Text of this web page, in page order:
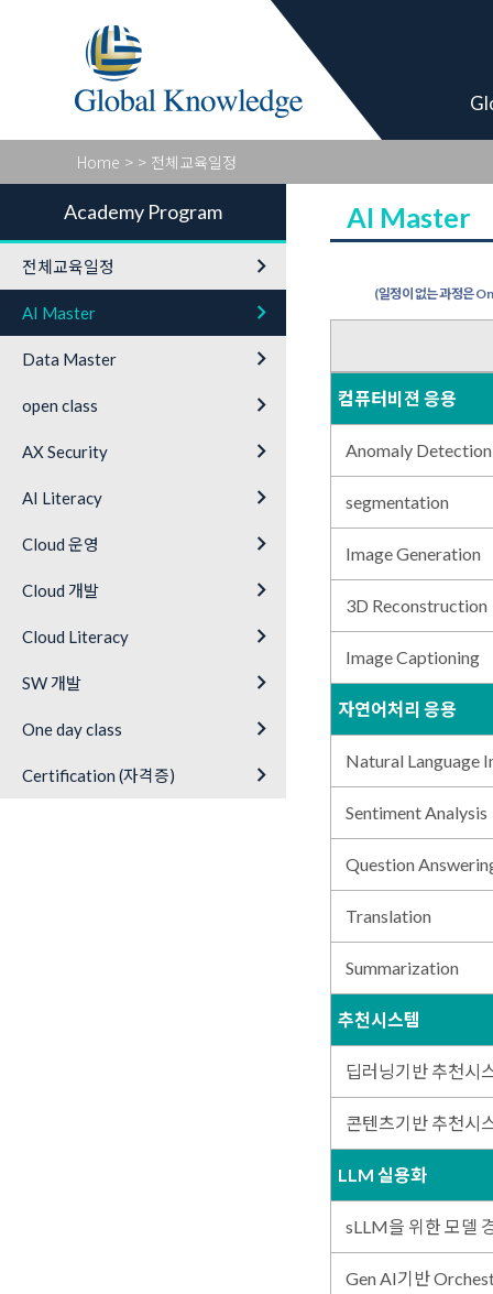
Academy
Home > > 전체교육일정
Academy Program
전체교육일정 keyboard_arrow_right
AI Master keyboard_arrow_right
Data Master keyboard_arrow_right
open class keyboard_arrow_right
AX Security keyboard_arrow_right
AI Literacy keyboard_arrow_right
Cloud 운영 keyboard_arrow_right
Cloud 개발 keyboard_arrow_right
Cloud Literacy keyboard_arrow_right
SW 개발 keyboard_arrow_right
One day class keyboard_arrow_right
Certification (자격증) keyboard_arrow_right
AI Master
(일정이 없는 과정은
컴퓨터비젼 응용
Anomaly Detection
segmentation
Image Generation
3D Reconstruction
Image Captioning
자연어처리 응용
Natural Language
Sentiment Analysis
Question
Translation
Summarization
추천시스템
딥러닝기반 추천시
콘텐츠기반 추천시
LLM 실용화
sLLM을 위한 모델
Gen AI기반